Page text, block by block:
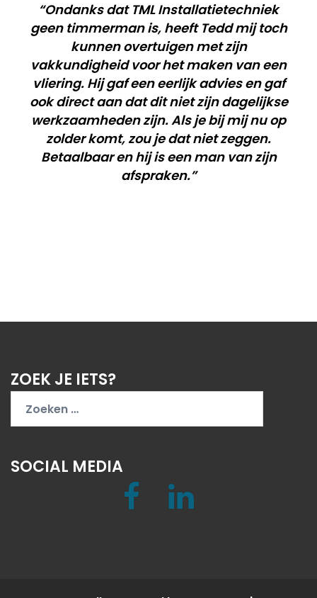
“Ondanks dat TML Installatietechniek
geen timmerman is, heeft Tedd mij toch
kunnen overtuigen met zijn
vakkundigheid voor het maken van een
vliering. Hij gaf een eerlijk advies en gaf
ook direct aan dat dit niet zijn dagelijkse
werkzaamheden zijn. Als je bij mij nu op
zolder komt, zou je dat niet zeggen.
Betaalbaar en hij is een man van zijn
afspraken.”
ZOEK JE IETS?
naar:
SOCIAL MEDIA
Facebook